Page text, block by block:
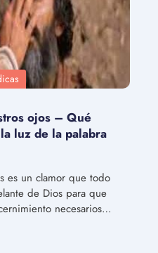
ojos – Qué
luz de la palabra
es un clamor que todo
de Dios para que
necesarios…